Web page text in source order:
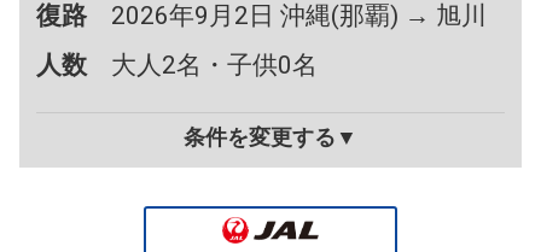
復路
2026年9月2日 沖縄(那覇) → 旭川
人数
大人2名・子供0名
条件を変更する▼